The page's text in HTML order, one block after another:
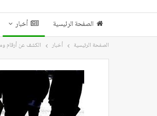
الصفحة الرئيسية أخبار
الصفحة الرئيسية أخبار الكشف عن أرقام